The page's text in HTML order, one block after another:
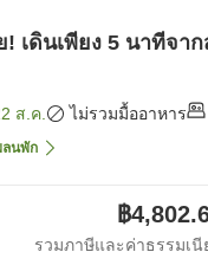
! เดินเพียง 5 นาทีจา
ส.ค. ไม่รวมมื้ออาหาร
ลนพัก
฿
รวมภาษีและค่าธรรมเนี